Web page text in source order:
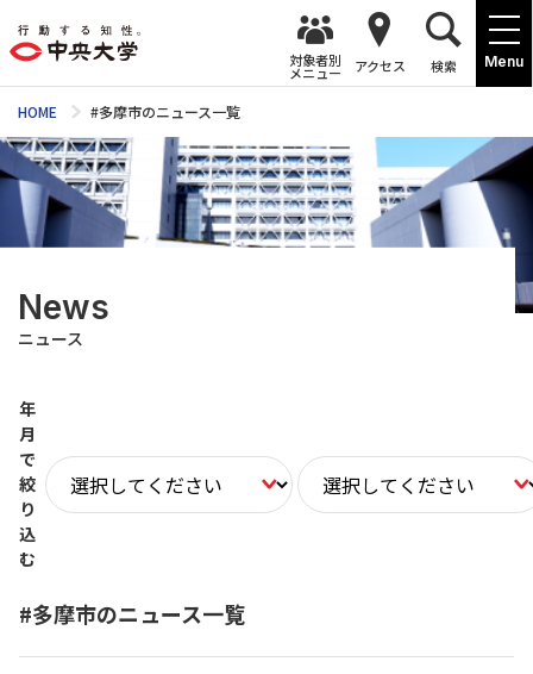
Menu
対象者別
メニュー アクセス 検索
HOME #多摩市のニュース一覧
News
ニュース
年
月
で
絞
り
込
む
#多摩市のニュース一覧